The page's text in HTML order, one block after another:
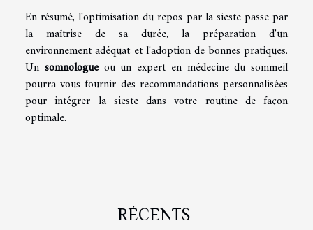
En résumé, l'optimisation du repos par la sieste passe par
la maîtrise de sa durée, la préparation d'un
environnement adéquat et l'adoption de bonnes pratiques.
Un somnologueou un expert en médecine du sommeil
pourra vous fournir des recommandations personnalisées
pour intégrer la sieste dans votre routine de façon
optimale.
RÉCENTS